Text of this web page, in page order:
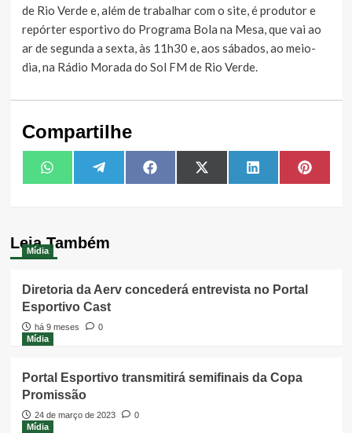
de Rio Verde e, além de trabalhar com o site, é produtor e
repórter esportivo do Programa Bola na Mesa, que vai ao
ar de segunda a sexta, às 11h30 e, aos sábados, ao meio-
dia, na Rádio Morada do Sol FM de Rio Verde.
Compartilhe
Share
on
WhatsAppShare
on
TelegramShare
on
FacebookShare
on
X
(Twitter)
Share
on
LinkedIn Share
on
Leia Também
Mídia
Diretoria da Aerv concederá entrevista no Portal
Esportivo Cast
há 9 meses
0
Mídia
Portal Esportivo transmitirá semifinais da Copa
Promissão
24 de março de 2023
0
Mídia